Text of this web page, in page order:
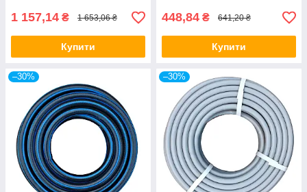
1 157,14 ₴ 1 653,06 ₴
Купити
448,84 ₴ 641,20 ₴
Купити
–30% –30%